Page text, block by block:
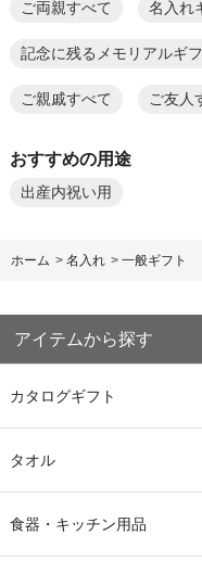
ご両親すべて 名入れ
記念に残るメモリアルギ
ご親戚すべて ご友人
おすすめの用途
出産内祝い用
ホーム > 名入れ > 一般ギフト
アイテムから探す
カタログギフト
タオル
食器・キッチン用品